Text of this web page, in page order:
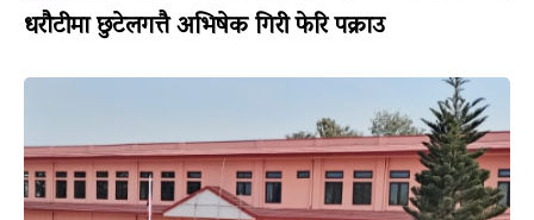
धरौटीमा छुटेलगत्तै अभिषेक गिरी फेरि पक्राउ